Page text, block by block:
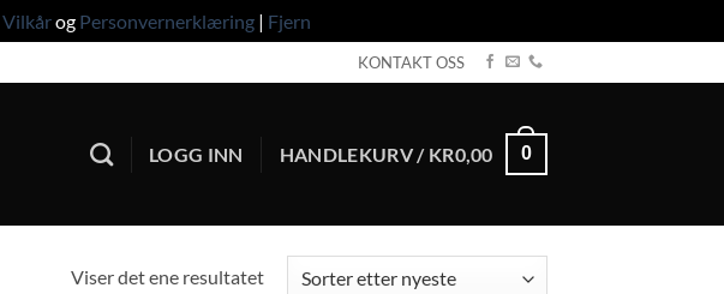
Vilkårog Personvernerklæring | Fjern
KONTAKT OSS
LOGG INN HANDLEKURV / KR0,00 0
Viser det ene resultatet